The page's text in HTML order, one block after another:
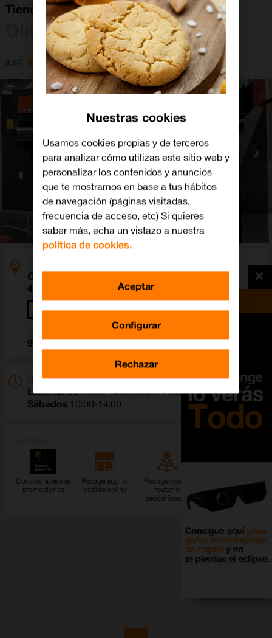
Tienda Orange Oliva
Oliva
Calle Padre Antonio Salelles 5
46780 Oliva (Valencia)
Cómo llegar
962 963 401
Horario
Laborables10:00-14:00;17:00-20:00
Sábados 10:00-14:00
Conoce nuestras
promociones
Recoge aquí tu
pedido online
Recogemos tu
router o
decodificador
Ver más servicios
Nuestras cookies
Usamos cookies propias y de terceros
para analizar cómo utilizas este sitio web y
personalizar los contenidos y anuncios
que te mostramos en base a tus hábitos
de navegación (páginas visitadas,
frecuencia de acceso, etc) Si quieres
saber más, echa un vistazo a nuestra
política de cookies.
Configurar
Rechazar
Aceptar